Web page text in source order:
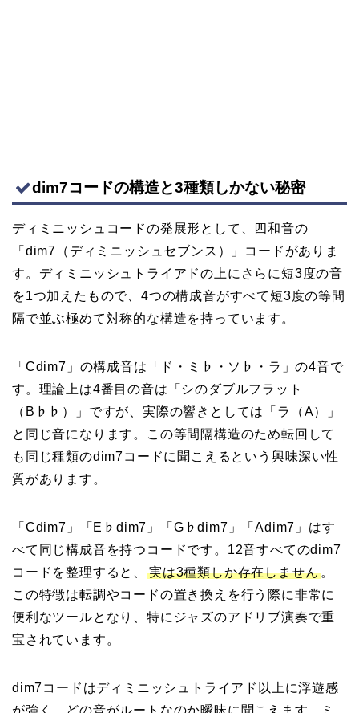
dim7コードの構造と3種類しかない秘密
ディミニッシュコードの発展形として、四和音の
「dim7（ディミニッシュセブンス）」コードがありま
す。ディミニッシュトライアドの上にさらに短3度の音
を1つ加えたもので、4つの構成音がすべて短3度の等間
隔で並ぶ極めて対称的な構造を持っています。
「Cdim7」の構成音は「ド・ミ♭・ソ♭・ラ」の4音で
す。理論上は4番目の音は「シのダブルフラット
（B♭♭）」ですが、実際の響きとしては「ラ（A）」
と同じ音になります。この等間隔構造のため転回して
も同じ種類のdim7コードに聞こえるという興味深い性
質があります。
「Cdim7」「E♭dim7」「G♭dim7」「Adim7」はす
べて同じ構成音を持つコードです。12音すべてのdim7
コードを整理すると、
実は3種類しか存在しません 。
この特徴は転調やコードの置き換えを行う際に非常に
便利なツールとなり、特にジャズのアドリブ演奏で重
宝されています。
dim7コードはディミニッシュトライアド以上に浮遊感
が強く、どの音がルートなのか曖昧に聞こえます。ミ